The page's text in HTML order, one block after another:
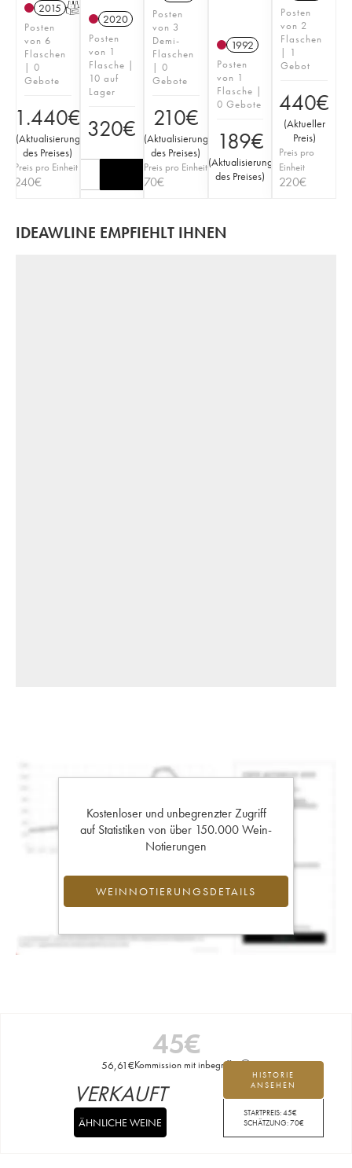
2015 T
Posten
von 6
Flaschen
| 0
Gebote
1.440€
(Aktualisierung
des Preises)
Preis pro Einheit
240€
2020
Posten
von 1
Flasche |
10 auf
Lager
320€
Posten
von 3
Demi-
Flaschen
| 0
Gebote
210€
(Aktualisierung
des Preises)
Preis pro Einheit
70€
1992
Posten
von 1
Flasche |
0 Gebote
189€
(Aktualisierung
des Preises)
Posten
von 2
Flaschen
| 1
Gebot
440€
(Aktueller
Preis)
Preis pro
Einheit
220€
IDEAWLINE EMPFIEHLT IHNEN
Kostenloser und unbegrenzter Zugriff
auf Statistiken von über 150.000 Wein-
Notierungen
WEINNOTIERUNGSDETAILS
45€
56,61€Kommission mit inbegriffen
HISTORIE
ANSEHEN
STARTPREIS:45€
SCHÄTZUNG:70€
VERKAUFT
ÄHNLICHE WEINE